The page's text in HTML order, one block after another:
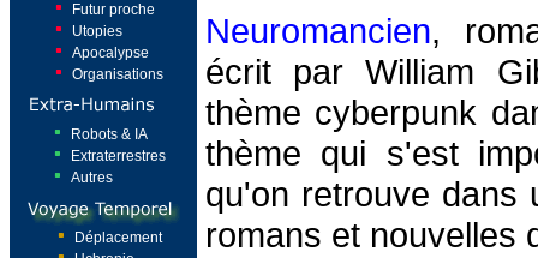
Futur proche
Utopies
Apocalypse
Organisations
Robots & IA
Extraterrestres
Autres
Déplacement
Neuromancien,
écrit par William
thème cyberpunk
thème qui s'est
qu'on retrouve dans
romans et nouvelles